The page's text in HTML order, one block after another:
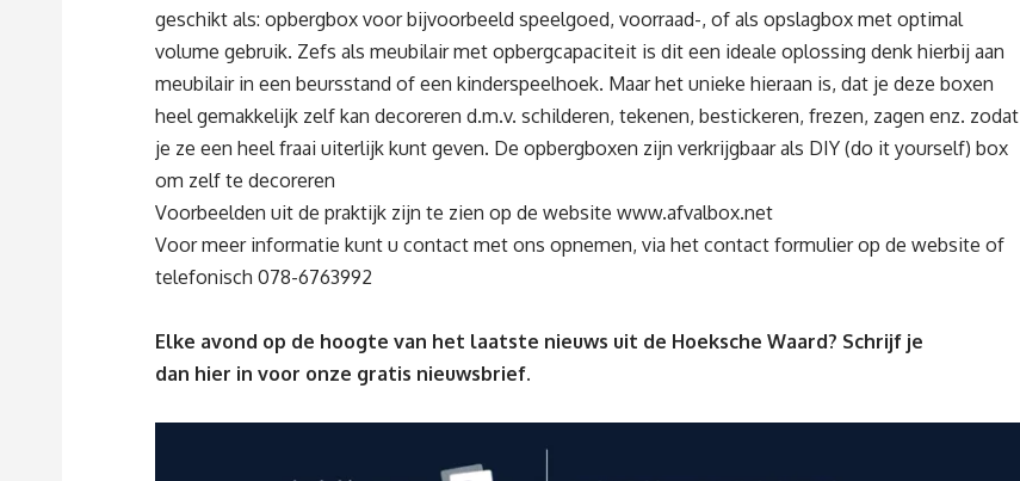
geschikt als: opbergbox voor bijvoorbeeld speelgoed, voorraad-, of als opslagbox met optimal
volume gebruik. Zefs als meubilair met opbergcapaciteit is dit een ideale oplossing denk hierbij aan
meubilair in een beursstand of een kinderspeelhoek. Maar het unieke hieraan is, dat je deze boxen
heel gemakkelijk zelf kan decoreren d.m.v. schilderen, tekenen, bestickeren, frezen, zagen enz. zodat
je ze een heel fraai uiterlijk kunt geven. De opbergboxen zijn verkrijgbaar als DIY (do it yourself) box
om zelf te decoreren
Voorbeelden uit de praktijk zijn te zien op de website www.afvalbox.net
Voor meer informatie kunt u contact met ons opnemen, via het contact formulier op de website of
telefonisch 078-6763992
Elke avond op de hoogte van het laatste nieuws uit de Hoeksche Waard? Schrijf je
dan hier in voor onze gratis nieuwsbrief.